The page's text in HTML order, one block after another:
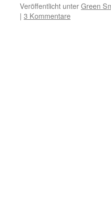
Veröffentlicht unterGreen
| 3 Kommentare